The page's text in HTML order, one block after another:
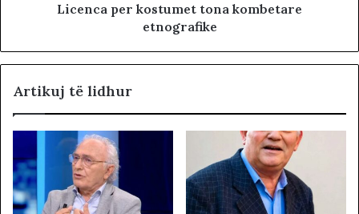
Licenca per kostumet tona kombetare
etnografike
Artikuj të lidhur